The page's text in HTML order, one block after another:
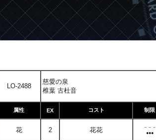
LO-2488
慈愛の泉
椎葉 古杜音
属性 EX コスト 制限
花 2 花花
－－－
●●●